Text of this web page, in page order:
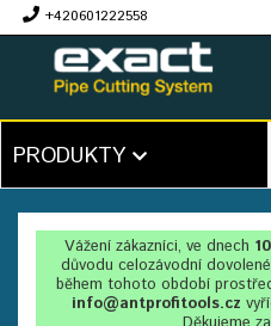
+420601222558
PRODUKTY
Vážení zákazníci, ve dnech
důvodu celozávodní dovolené
během tohoto období
info@antprofitools.cz